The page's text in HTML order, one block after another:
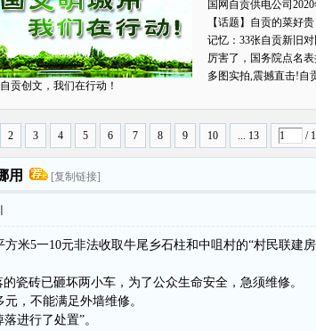
自贡创文，我们在行动！
国网自贡供电公司
对外
【话题】自贡的菜好
记忆：33张自贡新旧
厉害了，国务院点名表
多图实拍,震撼直击!自
2 3 4 5 6 7 8 9 10 ... 13 /
用 [复制链接]
米5一10元非法收取牛尾乡石柱和中咀村的“村民联建房
瓷砖已砸坏两小车，为了公众生命安全，急须维修。
，不能满足外墙维修。
进行了处置”。